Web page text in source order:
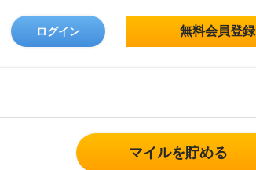
ログイン 無料会員登録
マイルを貯める